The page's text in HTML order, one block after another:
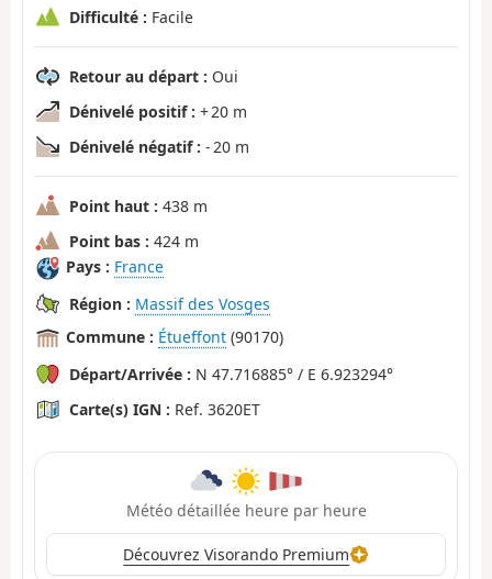
Difficulté : Facile
Retour au départ : Oui
Dénivelé positif : + 20 m
Dénivelé négatif : - 20 m
Point haut : 438 m
Point bas : 424 m
Pays : France
Région : Massif des Vosges
Commune : Étueffont (90170)
Départ/Arrivée : N 47.716885° / E 6.923294°
Carte(s) IGN : Ref. 3620ET
Météo détaillée heure par heure
Découvrez Visorando Premium